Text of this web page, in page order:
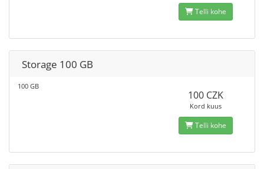
Telli kohe
Storage 100 GB
100 GB
100 CZK
Kord kuus
Telli kohe